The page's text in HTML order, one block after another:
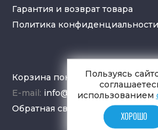
Гарантия и возврат товара
Политика конфиденциальности
Корзина покупок
E-mail: info@aquamir.ru
Обратная связь
Пользуясь
использованием
ХОРОШО